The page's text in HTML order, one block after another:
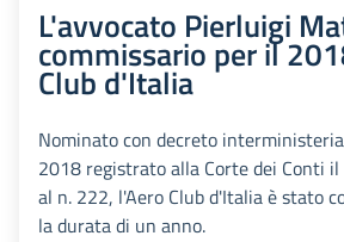
L'avvocato Pierluigi
commissario per il
Club d'Italia
Nominato con decreto
2018 registrato alla Corte dei Conti
al n. 222, l'Aero Club d'Italia è stato
la durata di un anno.